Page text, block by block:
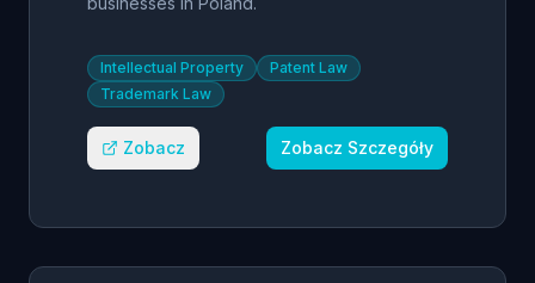
Intellectual Property
Patent Law
Trademark Law
Zobacz Zobacz Szczegóły